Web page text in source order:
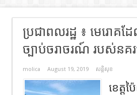
ប្រជាពលរដ្ឋ ៖ មេរោគដ
ច្បាប់ចរាចរណ៍ របស់នគ
molica August 19, 2019 សន្តិសុខ
ខេត្ត